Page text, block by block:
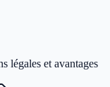
légales et avantages